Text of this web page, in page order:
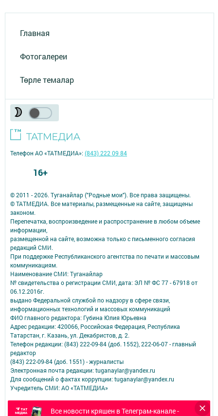
Главная
Фотогалереи
Төрле темалар
Все новости кряшен в Телеграм-канале -
© 2011 - 2026. Туганайлар ("Родные мои"). Все права защищены.
© ТАТМЕДИА. Все материалы, размещенные на сайте, защищены
законом.
Перепечатка, воспроизведение и распространение в любом объеме
информации,
размещенной на сайте, возможна только с письменного согласия
редакций СМИ.
При поддержке Республиканского агентства по печати и массовым
коммуникациям.
Наименование СМИ: Туганайлар
№ свидетельства о регистрации СМИ, дата: ЭЛ № ФС 77 - 67918 от
06.12.2016г.
выдано Федеральной службой по надзору в сфере связи,
информационных технологий и массовых коммуникаций
ФИО главного редактора: Губина Юлия Юрьевна
Адрес редакции: 420066, Российская Федерация, Республика
Татарстан, г. Казань, ул. Декабристов, д. 2.
Телефон редакции: (843) 222-09-84 (доб. 1552), 222-06-07 - главный
редактор
(843) 222-09-84 (доб. 1551) - журналисты
Электронная почта редакции: tuganaylar@yandex.ru
Для сообщений о фактах коррупции: tuganaylar@yandex.ru
Учредитель СМИ: АО «ТАТМЕДИА»
Антикоррупционная политика
АО «ТАТМЕДИА» использует «cookie» для персонализации сервисов и
Телефон АО «ТАТМЕДИА»:(843) 222 09 84
16+